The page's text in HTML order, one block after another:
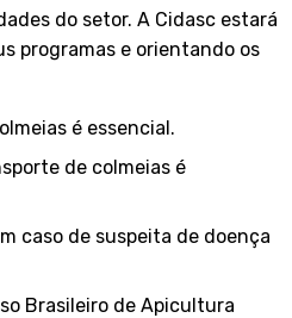
do setor. A Cidasc estará
programas e orientando os
é essencial.
de colmeias é
caso de suspeita de doença
Brasileiro de Apicultura